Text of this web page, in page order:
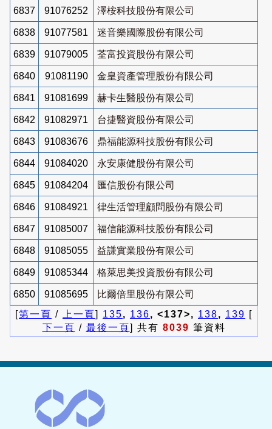
6837 91076252 澤桉科技股份有限公司
6838 91077581 迷音樂國際股份有限公司
6839 91079005 荃富投資股份有限公司
6840 91081190 金皇資產管理股份有限公司
6841 91081699 赫卡生醫股份有限公司
6842 91082971 台捷醫資股份有限公司
6843 91083676 鼎福能源科技股份有限公司
6844 91084020 永安康健股份有限公司
6845 91084204 匯信股份有限公司
6846 91084921 律生活管理顧問股份有限公司
6847 91085007 福信能源科技股份有限公司
6848 91085055 益謙實業股份有限公司
6849 91085344 格萊思美投資股份有限公司
6850 91085695
比爾倍里股份有限公司
[第一頁 / 上一頁] 135, 136, <137>, 138, 139 [
下一頁 / 最後一頁] 共有 8039 筆資料